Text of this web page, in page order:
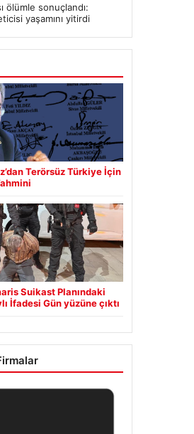
ölümle sonuçlandı:
yaşamını yitirdi
Terörsüz Türkiye İçin
Suikast Planındaki
İfadesi Gün yüzüne çıktı